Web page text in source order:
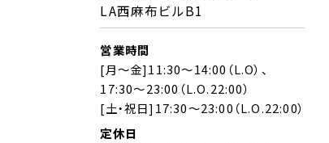
LA西麻布ビルB1
営業時間
[月～金]11:30～14:00（L.O）、
17:30～23:00（L.O.22:00）
[土・祝日]17:30～23:00（L.O.22:00）
定休日